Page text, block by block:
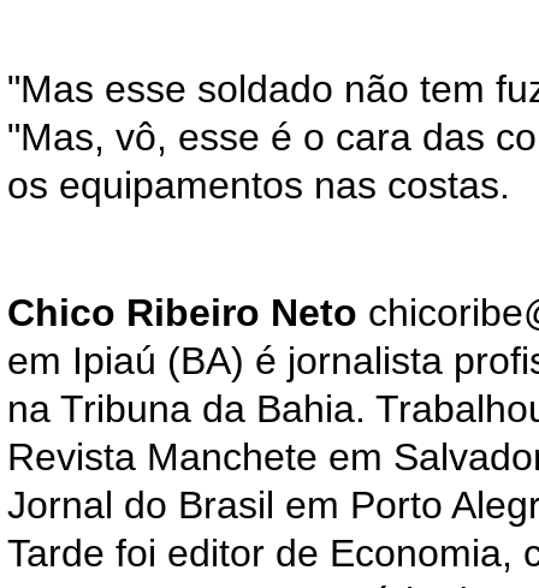
"Mas esse soldado não tem
"Mas, vô, esse é o cara das
os equipamentos nas costas.
Chico Ribeiro Neto
em Ipiaú (BA) é jornalista
na Tribuna da Bahia.
Revista Manchete em
Jornal do Brasil em Porto
Tarde foi editor de Economia,